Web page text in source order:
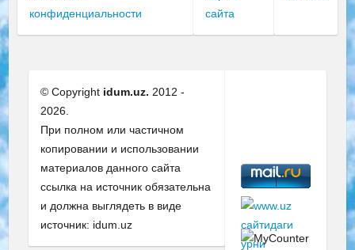
конфиденциальности
сайта
© Copyright idum.uz. 2012 -
2026.
При полном или частичном
копировании и использовании
материалов данного сайта
ссылка на источник обязательна
и должна выглядеть в виде
источник: idum.uz